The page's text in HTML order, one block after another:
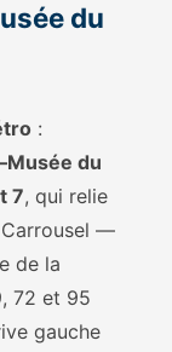
du
:
du
7, qui relie
—
de la
72 et 95
gauche